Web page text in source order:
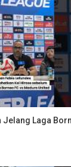
Laga